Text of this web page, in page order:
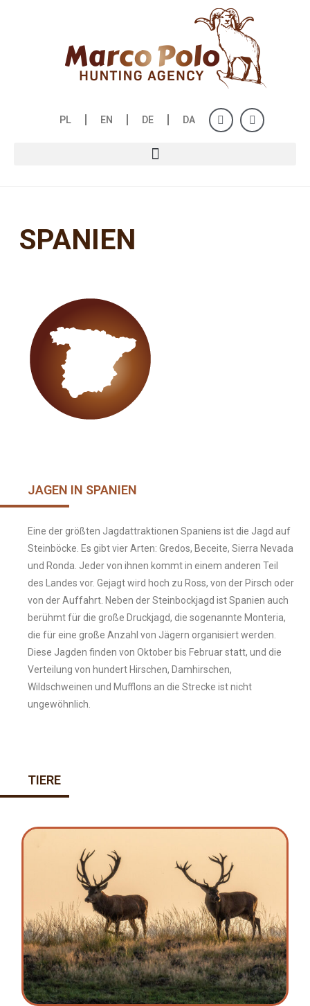
PL EN DE DA
SPANIEN
JAGEN IN SPANIEN
Eine der größten Jagdattraktionen Spaniens ist die Jagd auf
Steinböcke. Es gibt vier Arten: Gredos, Beceite, Sierra Nevada
und Ronda. Jeder von ihnen kommt in einem anderen Teil
des Landes vor. Gejagt wird hoch zu Ross, von der Pirsch oder
von der Auffahrt. Neben der Steinbockjagd ist Spanien auch
berühmt für die große Druckjagd, die sogenannte Monteria,
die für eine große Anzahl von Jägern organisiert werden.
Diese Jagden finden von Oktober bis Februar statt, und die
Verteilung von hundert Hirschen, Damhirschen,
Wildschweinen und Mufflons an die Strecke ist nicht
ungewöhnlich.
TIERE